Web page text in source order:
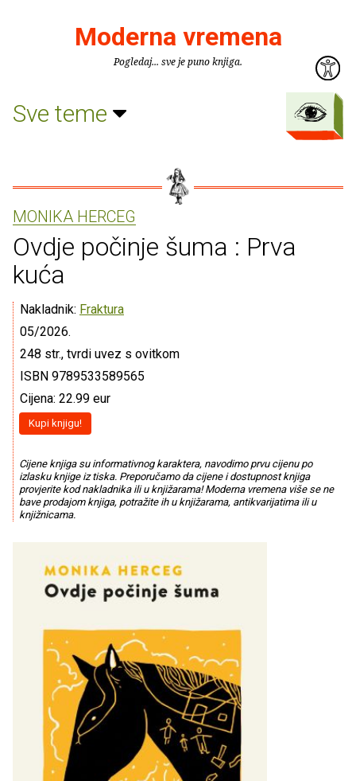
Moderna vremena
Pogledaj... sve je puno knjiga.
Sve teme
MONIKA HERCEG
Ovdje počinje šuma : Prva
kuća
Nakladnik: Fraktura
05/2026.
248 str., tvrdi uvez s ovitkom
ISBN 9789533589565
Cijena: 22.99 eur
Kupi knjigu!
Cijene knjiga su informativnog karaktera, navodimo prvu cijenu po
izlasku knjige iz tiska. Preporučamo da cijene i dostupnost knjiga
provjerite kod nakladnika ili u knjižarama! Moderna vremena više se ne
bave prodajom knjiga, potražite ih u knjižarama, antikvarijatima ili u
knjižnicama.